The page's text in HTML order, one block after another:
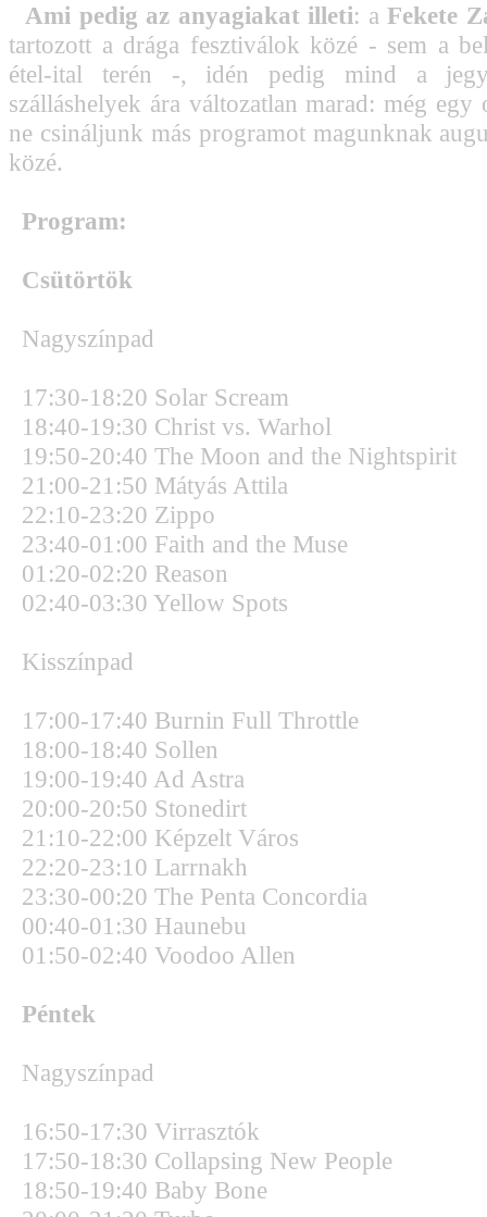
Ami pedig az anyagiakat illeti: aFekete
tartozott a drága fesztiválok közé - sem a
étel-ital terén -, idén pedig mind a
szálláshelyek ára változatlan marad: még
ne csináljunk más programot magunknak
közé.
Program:
Csütörtök
Nagyszínpad
17:30-18:20 Solar Scream
18:40-19:30 Christ vs. Warhol
19:50-20:40 The Moon and the Nightspirit
21:00-21:50 Mátyás Attila
22:10-23:20 Zippo
23:40-01:00 Faith and the Muse
01:20-02:20 Reason
02:40-03:30 Yellow Spots
Kisszínpad
17:00-17:40 Burnin Full Throttle
18:00-18:40 Sollen
19:00-19:40 Ad Astra
20:00-20:50 Stonedirt
21:10-22:00 Képzelt Város
22:20-23:10 Larrnakh
23:30-00:20 The Penta Concordia
00:40-01:30 Haunebu
01:50-02:40 Voodoo Allen
Péntek
Nagyszínpad
16:50-17:30 Virrasztók
17:50-18:30 Collapsing New People
18:50-19:40 Baby Bone